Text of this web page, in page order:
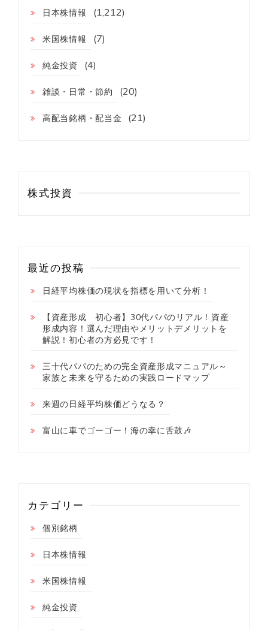
日本株情報 (1,212)
米国株情報 (7)
純金投資 (4)
雑談・日常・節約 (20)
高配当銘柄・配当金 (21)
株式投資
最近の投稿
日経平均株価の現状を指標を用いて分析！
【資産形成 初心者】30代パパのリアル！資産
形成内容！選んだ理由やメリットデメリットを
解説！初心者の方必見です！
三十代パパのための完全資産形成マニュアル～
家族と未来を守るための実践ロードマップ
来週の日経平均株価どうなる？
富山に車でゴーゴー！海の幸に舌鼓🎶
カテゴリー
個別銘柄
日本株情報
米国株情報
純金投資